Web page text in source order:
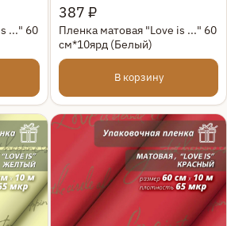
..." 60
Быстрый просмотр
387 ₽
Пленка матовая "Love is ..." 60
см*10ярд (Белый)
В корзину